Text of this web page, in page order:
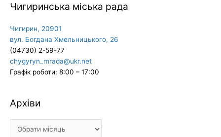
Чигиринська міська рада
Чигирин, 20901
вул. Богдана Хмельницького, 26
(04730) 2-59-77
chygyryn_mrada@ukr.net
Графік роботи: 8:00 – 17:00
Архіви
Архіви